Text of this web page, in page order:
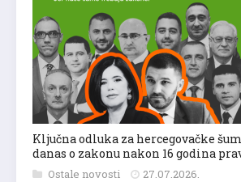
Ključna odluka za hercegovačke
danas o zakonu nakon 16 godina
Ostale novosti 27.07.2026.